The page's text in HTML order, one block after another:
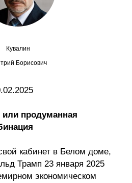
Кувалин
Борисович
продуманная
кабинет в Белом доме,
Трамп 23 января 2025
экономическом